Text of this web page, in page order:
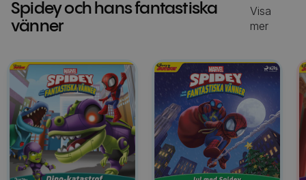
Spidey och hans fantastiska
vänner
Visa
mer